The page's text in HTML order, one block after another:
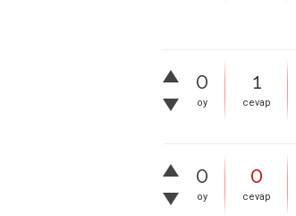
0
oy
1
cevap
0
oy
0
cevap